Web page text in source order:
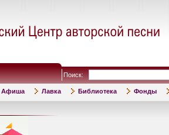
Поиск:
Афиша Лавка Библиотека Фонды